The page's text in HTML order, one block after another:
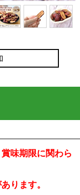
味期限に関わら
ります。